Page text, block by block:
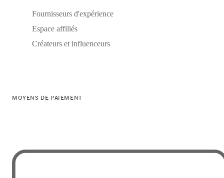
Fournisseurs d'expérience
Espace affiliés
Créateurs et influenceurs
MOYENS DE PAIEMENT